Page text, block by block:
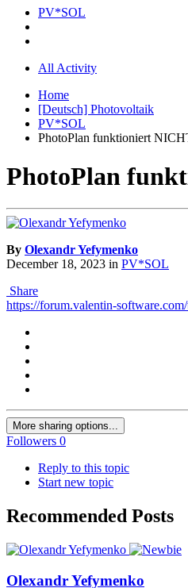
PV*SOL
All Activity
Home
[Deutsch] Photovoltaik
PV*SOL
PhotoPlan funktioniert
PhotoPlan
By Olexandr Yefymenko
December 18, 2023 in PV*SOL
Share
https://forum.valentin-
More sharing options...
Followers 0
Reply to this topic
Start new topic
Recommended Posts
Olexandr Yefymenko